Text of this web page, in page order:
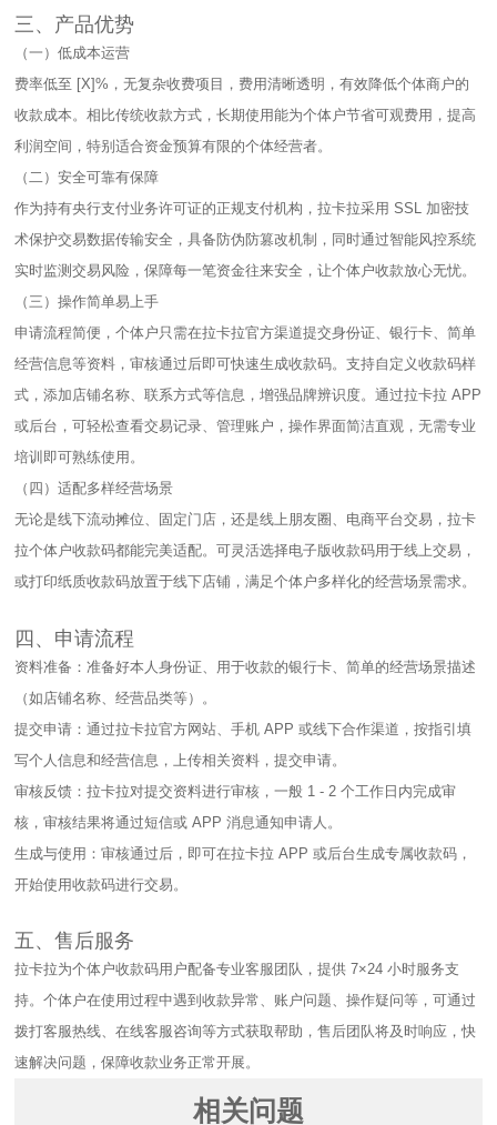
三、产品优势​
（一）低成本运营​
费率低至 [X]%，无复杂收费项目，费用清晰透明，有效降低个体商户的
收款成本。相比传统收款方式，长期使用能为个体户节省可观费用，提高
利润空间，特别适合资金预算有限的个体经营者。​
（二）安全可靠有保障​
作为持有央行支付业务许可证的正规支付机构，拉卡拉采用 SSL 加密技
术保护交易数据传输安全，具备防伪防篡改机制，同时通过智能风控系统
实时监测交易风险，保障每一笔资金往来安全，让个体户收款放心无忧。​
（三）操作简单易上手​
申请流程简便，个体户只需在拉卡拉官方渠道提交身份证、银行卡、简单
经营信息等资料，审核通过后即可快速生成收款码。支持自定义收款码样
式，添加店铺名称、联系方式等信息，增强品牌辨识度。通过拉卡拉 APP
或后台，可轻松查看交易记录、管理账户，操作界面简洁直观，无需专业
培训即可熟练使用。​
（四）适配多样经营场景​
无论是线下流动摊位、固定门店，还是线上朋友圈、电商平台交易，拉卡
拉个体户收款码都能完美适配。可灵活选择电子版收款码用于线上交易，
或打印纸质收款码放置于线下店铺，满足个体户多样化的经营场景需求。​
四、申请流程​
资料准备：准备好本人身份证、用于收款的银行卡、简单的经营场景描述
（如店铺名称、经营品类等）。​
提交申请：通过拉卡拉官方网站、手机 APP 或线下合作渠道，按指引填
写个人信息和经营信息，上传相关资料，提交申请。​
审核反馈：拉卡拉对提交资料进行审核，一般 1 - 2 个工作日内完成审
核，审核结果将通过短信或 APP 消息通知申请人。​
生成与使用：审核通过后，即可在拉卡拉 APP 或后台生成专属收款码，
开始使用收款码进行交易。​
五、售后服务​
拉卡拉为个体户收款码用户配备专业客服团队，提供 7×24 小时服务支
持。个体户在使用过程中遇到收款异常、账户问题、操作疑问等，可通过
拨打客服热线、在线客服咨询等方式获取帮助，售后团队将及时响应，快
速解决问题，保障收款业务正常开展。
相关问题